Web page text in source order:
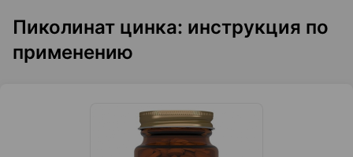
Пиколинат цинка: инструкция по
применению